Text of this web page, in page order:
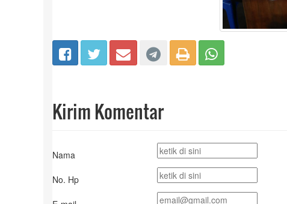
Kirim Komentar
Nama
No. Hp